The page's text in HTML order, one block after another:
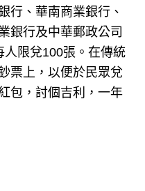
行、華南商業銀行、
銀行及中華郵政公司
人限兌100張。在傳統
票上，以便於民眾兌
包，討個吉利，一年